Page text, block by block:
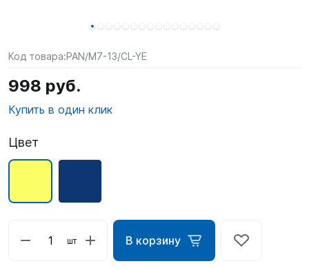
Акции
Код товара:PAN/M7-13/CL-YE
998 руб.
Купить в один клик
Цвет
шт В корзину